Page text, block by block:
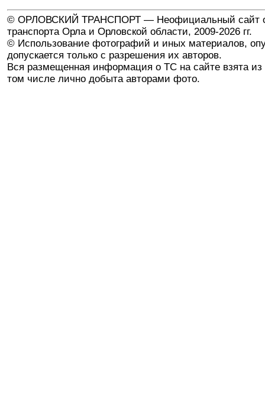
© ОРЛОВСКИЙ ТРАНСПОРТ — Неофициальный сайт
транспорта Орла и Орловской области, 2009-2026 гг.
© Использование фотографий и иных материалов,
допускается только с разрешения их авторов.
Вся размещенная информация о ТС на сайте взята из
том числе лично добыта авторами фото.